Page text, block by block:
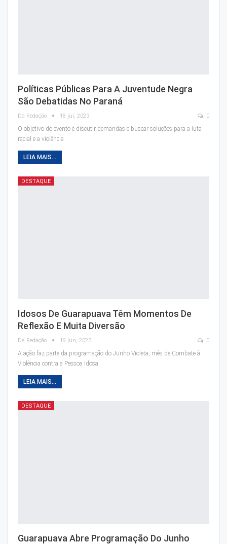
Políticas Públicas Para A Juventude Negra
São Debatidas No Paraná
Da Redação 18 jul, 2023 0
O objetivo do evento é discutir demandas e buscar soluções para a luta
racial e a violência
LEIA MAIS...
DESTAQUE
Idosos De Guarapuava Têm Momentos De
Reflexão E Muita Diversão
Da Redação 19 jun, 2023 0
A ação faz parte da programação do Junho Violeta, mês de Combate à
Violência contra a Pessoa Idosa
LEIA MAIS...
DESTAQUE
Guarapuava Abre Programação Do Junho